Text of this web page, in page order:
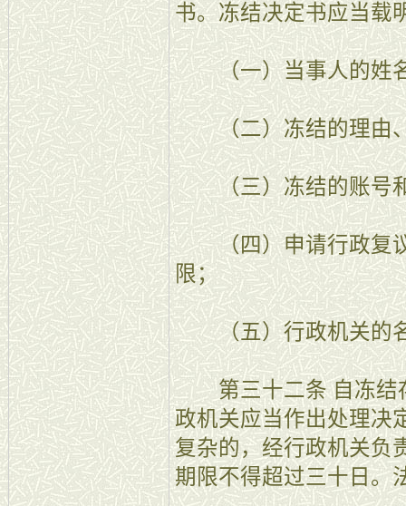
书。冻结决定书应当载
（一）当事人的姓名
（二）冻结的理由、
（三）冻结的账号
（四）申请行政复议
限；
（五）行政机关的名
第三十二条 自冻结存
政机关应当作出处理决
复杂的，经行政机关负
期限不得超过三十日。